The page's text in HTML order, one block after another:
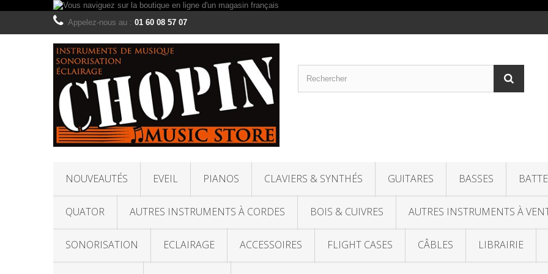
Appelez-nous au : 01 60 08 57 07
NOUVEAUTÉS EVEIL PIANOS CLAVIERS & SYNTHÉS GUITARES BASSES
QUATOR AUTRES INSTRUMENTS À CORDES BOIS & CUIVRES AUTRES INSTRUMENTS À
SONORISATION ECLAIRAGE ACCESSOIRES FLIGHT CASES CÂBLES LIBRAIRIE